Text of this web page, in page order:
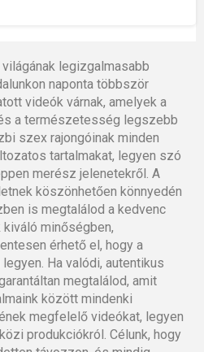
legizgalmasabb
naponta többször
videók várnak, amelyek a
a természetesség legszebb
szex rajongóinak minden
tartalmakat, legyen szó
merész jelenetekről. A
köszönhetően könnyedén
is megtalálod a kedvenc
minőségben,
érhető el, hogy a
Ha valódi, autentikus
megtalálod, amit
között mindenki
megfelelő videókat, legyen
produkciókról. Célunk, hogy